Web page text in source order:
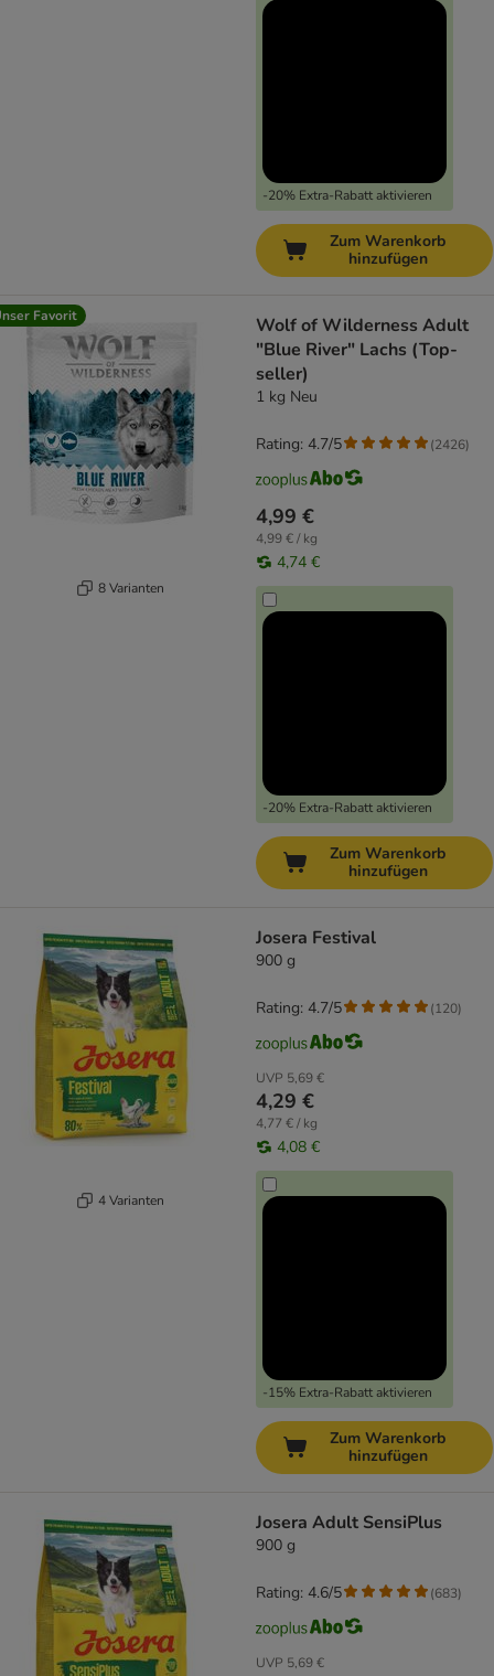
-20% Extra-Rabatt aktivieren
Zum Warenkorb
hinzufügen
Favorit
8 Varianten
Wolf of Wilderness Adult
"Blue River" Lachs (Top-
seller)
1 kg Neu
4,99 €
4,99 € / kg
4,74 €
-20% Extra-Rabatt aktivieren
Rating: 4.7/5 (2426)
Zum Warenkorb
hinzufügen
4 Varianten
Josera Festival
900 g
UVP 5,69 €
4,29 €
4,77 € / kg
4,08 €
-15% Extra-Rabatt aktivieren
Rating: 4.7/5 (120)
Zum Warenkorb
hinzufügen
Josera Adult SensiPlus
900 g
UVP 5,69 €
Rating: 4.6/5 (683)